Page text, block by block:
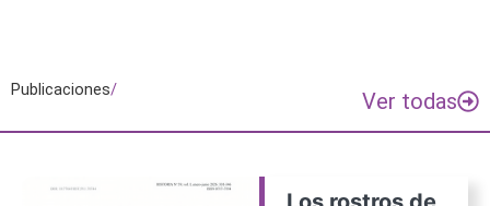
Publicaciones/ Ver todas